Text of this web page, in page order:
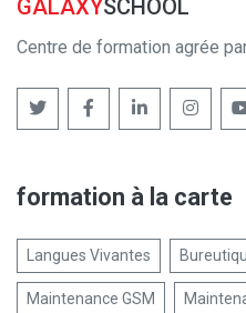
GALAXYSCHOOL
Centre de formation agrée
formation à la carte
Langues Vivantes
Maintenance GSM